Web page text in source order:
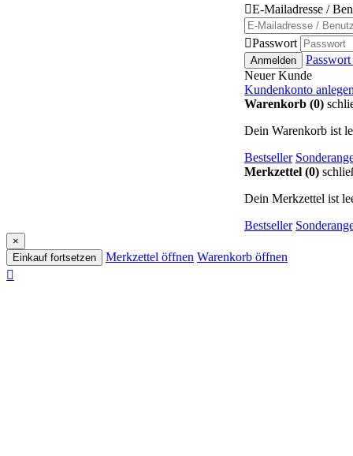
E-Mailadresse /
Passwort
Anmelden
Passwort
Neuer Kunde
Kundenkonto
Warenkorb (0)
Dein Warenkorb ist
Bestseller
Merkzettel (0)
Dein Merkzettel ist
Bestseller
×
Einkauf fortsetzen
Merkzettel öffnen Warenkorb öffnen
